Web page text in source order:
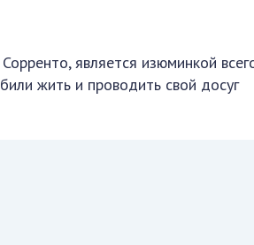
является изюминкой
жить и проводить свой досуг